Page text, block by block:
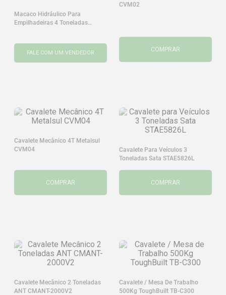
Macaco Hidráulico Para
Empilhadeiras 4 Toneladas
FALE COM UM VENDEDOR
CVM02
COMPRAR
Cavalete Mecânico 4T Metalsul
CVM04
COMPRAR
Cavalete Para Veículos 3
Toneladas Sata STAE5826L
COMPRAR
Cavalete Mecânico 2 Toneladas
ANT CMANT-2000V2
Cavalete / Mesa De Trabalho
500Kg ToughBuilt TB-C300